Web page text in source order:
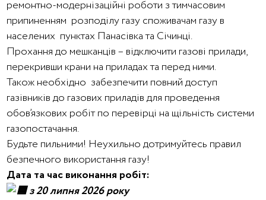
ремонтно-модернізаційні роботи з тимчасовим
припиненням розподілу газу споживачам газу в
населених пунктах Панасівка та Січинці.
Прохання до мешканців – відключити газові прилади,
перекривши крани на приладах та перед ними.
Також необхідно забезпечити повний доступ
газівників до газових приладів для проведення
обов’язкових робіт по перевірці на щільність системи
газопостачання.
Будьте пильними! Неухильно дотримуйтесь правил
безпечного використання газу!
Дата та час виконання робіт:
з 20 липня 2026 року